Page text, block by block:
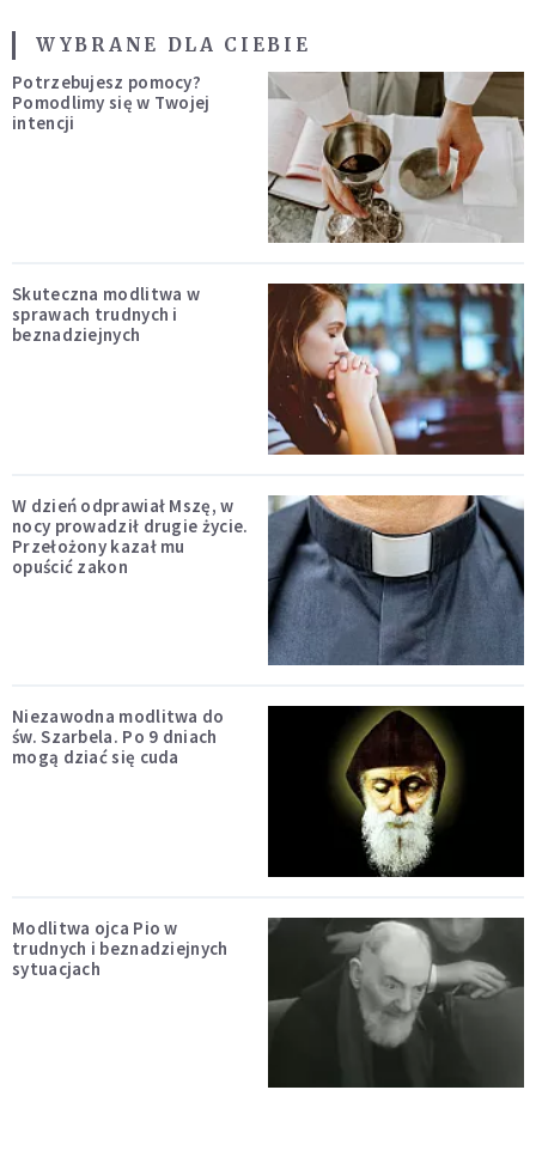
WYBRANE DLA CIEBIE
Potrzebujesz pomocy?
Pomodlimy się w Twojej
intencji
Skuteczna modlitwa w
sprawach trudnych i
beznadziejnych
W dzień odprawiał Mszę, w
nocy prowadził drugie życie.
Przełożony kazał mu
opuścić zakon
Niezawodna modlitwa do
św. Szarbela. Po 9 dniach
mogą dziać się cuda
Modlitwa ojca Pio w
trudnych i beznadziejnych
sytuacjach